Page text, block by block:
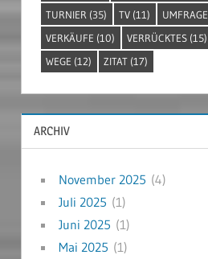
TURNIER (35) TV (11) UMFRAGE
VERKÄUFE (10) VERRÜCKTES (15)
WEGE (12) ZITAT (17)
ARCHIV
November 2025 (4)
Juli 2025 (1)
Juni 2025 (1)
Mai 2025 (1)